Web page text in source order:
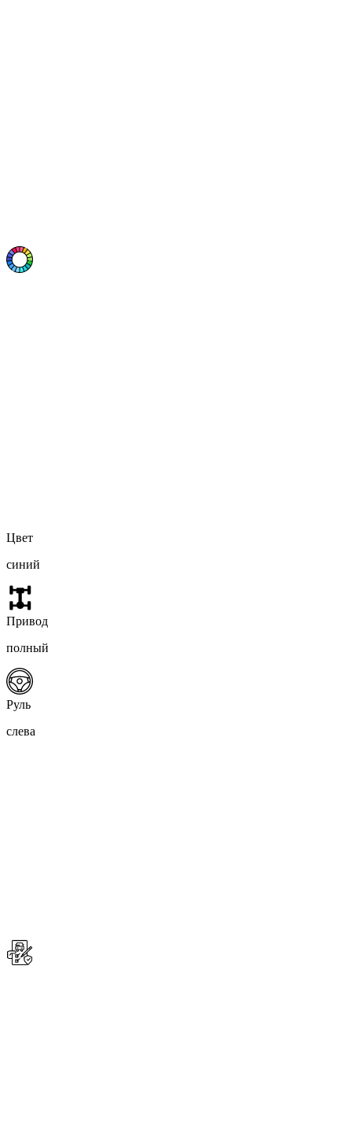
Цвет
синий
Привод
полный
Руль
слева